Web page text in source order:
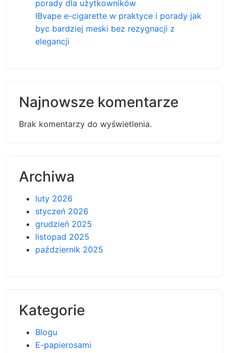
porady dla użytkowników
IBvape e-cigarette w praktyce i porady jak
byc bardziej meski bez rezygnacji z
elegancji
Najnowsze komentarze
Brak komentarzy do wyświetlenia.
Archiwa
luty 2026
styczeń 2026
grudzień 2025
listopad 2025
październik 2025
Kategorie
Blogu
E-papierosami